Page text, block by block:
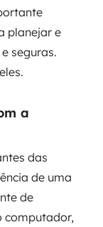
planejar e
seguras.
a
das
de uma
de
computador,